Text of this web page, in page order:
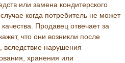
или замена кондитерского
когда потребитель не может
Продавец отвечает за
что они возникли после
вследствие нарушения
хранения или